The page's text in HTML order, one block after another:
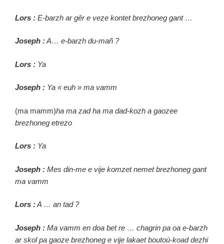
Lors : E-barzh ar gêr e veze kontet brezhoneg gant …
Joseph :A… e-barzh du-mañ ?
Lors : Ya
Joseph : Ya « euh » ma vamm
(ma mamm)ha ma zad ha ma dad-kozh a gaozee
brezhoneg etrezo
Lors : Ya
Joseph : Mes din-me e vije komzet nemet brezhoneg gant
ma vamm
Lors :A … an tad ?
Joseph : Ma vamm en doa bet re … chagrin pa oa e-barzh
ar skol pa gaoze brezhoneg e vije lakaet boutoù-koad dezhi